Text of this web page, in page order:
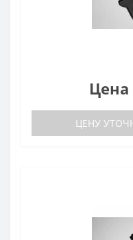
Цена
ЦЕНУ